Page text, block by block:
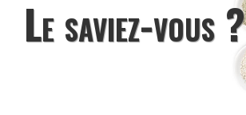
Le saviez-vous ?